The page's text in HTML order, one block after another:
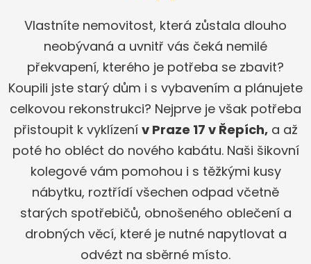
Vlastníte nemovitost, která zůstala dlouho
neobývaná a uvnitř vás čeká nemilé
překvapení, kterého je potřeba se zbavit?
Koupili jste starý dům i s vybavením a plánujete
celkovou rekonstrukci? Nejprve je však potřeba
přistoupit k vyklízení v Praze 17 v Řepích,a až
poté ho obléct do nového kabátu. Naši šikovní
kolegové vám pomohou i s těžkými kusy
nábytku, roztřídí všechen odpad včetně
starých spotřebičů, obnošeného oblečení a
drobných věcí, které je nutné napytlovat a
odvézt na sběrné místo.